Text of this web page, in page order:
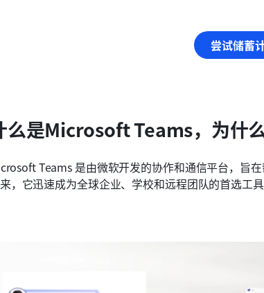
尝试储蓄
么是Microsoft Teams，为什么
Teams 是由微软开发的协作和通信平台，旨
，它迅速成为全球企业、学校和远程团队的首选工具